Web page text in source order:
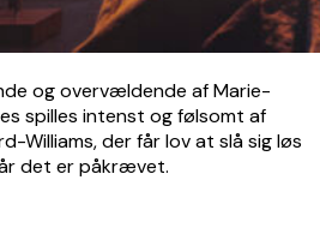
og overvældende af Marie-
spilles intenst og følsomt af
Williams, der får lov at slå sig løs
det er påkrævet.